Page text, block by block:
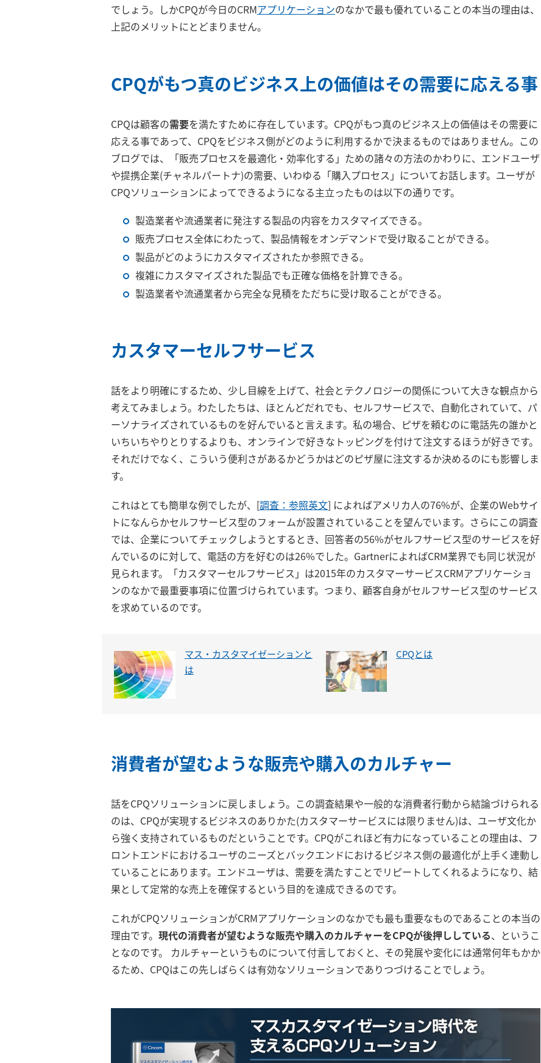
でしょう。しかCPQが今日のCRMアプリケーションのなかで最も優れていることの本当の理由は、
上記のメリットにとどまりません。
CPQがもつ真のビジネス上の価値はその需要に応える事
CPQは顧客の需要を満たすために存在しています。CPQがもつ真のビジネス上の価値はその需要に
応える事であって、CPQをビジネス側がどのように利用するかで決まるものではありません。この
ブログでは、「販売プロセスを最適化・効率化する」ための諸々の方法のかわりに、エンドユーザ
や提携企業(チャネルパートナ)の需要、いわゆる「購入プロセス」についてお話します。ユーザが
CPQソリューションによってできるようになる主立ったものは以下の通りです。
製造業者や流通業者に発注する製品の内容をカスタマイズできる。
販売プロセス全体にわたって、製品情報をオンデマンドで受け取ることができる。
製品がどのようにカスタマイズされたか参照できる。
複雑にカスタマイズされた製品でも正確な価格を計算できる。
製造業者や流通業者から完全な見積をただちに受け取ることができる。
カスタマーセルフサービス
話をより明確にするため、少し目線を上げて、社会とテクノロジーの関係について大きな観点から
考えてみましょう。わたしたちは、ほとんどだれでも、セルフサービスで、自動化されていて、パ
ーソナライズされているものを好んでいると言えます。私の場合、ピザを頼むのに電話先の誰かと
いちいちやりとりするよりも、オンラインで好きなトッピングを付けて注文するほうが好きです。
それだけでなく、こういう便利さがあるかどうかはどのピザ屋に注文するか決めるのにも影響しま
す。
これはとても簡単な例でしたが、[調査：参照英文] によればアメリカ人の76%が、企業のWebサイ
トになんらかセルフサービス型のフォームが設置されていることを望んでいます。さらにこの調査
では、企業についてチェックしようとするとき、回答者の56%がセルフサービス型のサービスを好
んでいるのに対して、電話の方を好むのは26%でした。GartnerによればCRM業界でも同じ状況が
見られます。「カスタマーセルフサービス」は2015年のカスタマーサービスCRMアプリケーショ
ンのなかで最重要事項に位置づけられています。つまり、顧客自身がセルフサービス型のサービス
を求めているのです。
マス・カスタマイゼーションと
は
CPQとは
消費者が望むような販売や購入のカルチャー
話をCPQソリューションに戻しましょう。この調査結果や一般的な消費者行動から結論づけられる
のは、CPQが実現するビジネスのありかた(カスタマーサービスには限りません)は、ユーザ文化か
ら強く支持されているものだということです。CPQがこれほど有力になっていることの理由は、フ
ロントエンドにおけるユーザのニーズとバックエンドにおけるビジネス側の最適化が上手く連動し
ていることにあります。エンドユーザは、需要を満たすことでリピートしてくれるようになり、結
果として定常的な売上を確保するという目的を達成できるのです。
これがCPQソリューションがCRMアプリケーションのなかでも最も重要なものであることの本当の
理由です。 現代の消費者が望むような販売や購入のカルチャーをCPQが後押ししている、というこ
となのです。 カルチャーというものについて付言しておくと、その発展や変化には通常何年もかか
るため、CPQはこの先しばらくは有効なソリューションでありつづけることでしょう。